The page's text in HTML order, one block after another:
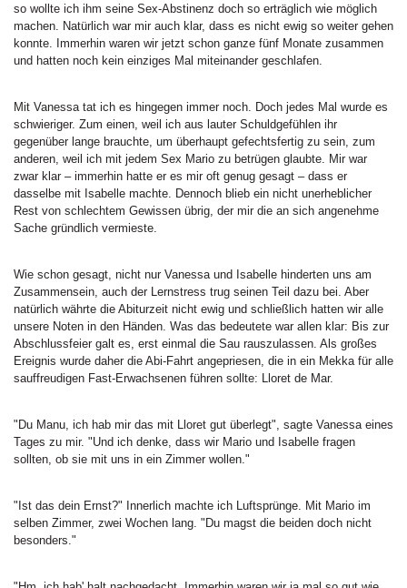
so wollte ich ihm seine Sex-Abstinenz doch so erträglich wie möglich
machen. Natürlich war mir auch klar, dass es nicht ewig so weiter gehen
konnte. Immerhin waren wir jetzt schon ganze fünf Monate zusammen
und hatten noch kein einziges Mal miteinander geschlafen.
Mit Vanessa tat ich es hingegen immer noch. Doch jedes Mal wurde es
schwieriger. Zum einen, weil ich aus lauter Schuldgefühlen ihr
gegenüber lange brauchte, um überhaupt gefechtsfertig zu sein, zum
anderen, weil ich mit jedem Sex Mario zu betrügen glaubte. Mir war
zwar klar – immerhin hatte er es mir oft genug gesagt – dass er
dasselbe mit Isabelle machte. Dennoch blieb ein nicht unerheblicher
Rest von schlechtem Gewissen übrig, der mir die an sich angenehme
Sache gründlich vermieste.
Wie schon gesagt, nicht nur Vanessa und Isabelle hinderten uns am
Zusammensein, auch der Lernstress trug seinen Teil dazu bei. Aber
natürlich währte die Abiturzeit nicht ewig und schließlich hatten wir alle
unsere Noten in den Händen. Was das bedeutete war allen klar: Bis zur
Abschlussfeier galt es, erst einmal die Sau rauszulassen. Als großes
Ereignis wurde daher die Abi-Fahrt angepriesen, die in ein Mekka für alle
sauffreudigen Fast-Erwachsenen führen sollte: Lloret de Mar.
"Du Manu, ich hab mir das mit Lloret gut überlegt", sagte Vanessa eines
Tages zu mir. "Und ich denke, dass wir Mario und Isabelle fragen
sollten, ob sie mit uns in ein Zimmer wollen."
"Ist das dein Ernst?" Innerlich machte ich Luftsprünge. Mit Mario im
selben Zimmer, zwei Wochen lang. "Du magst die beiden doch nicht
besonders."